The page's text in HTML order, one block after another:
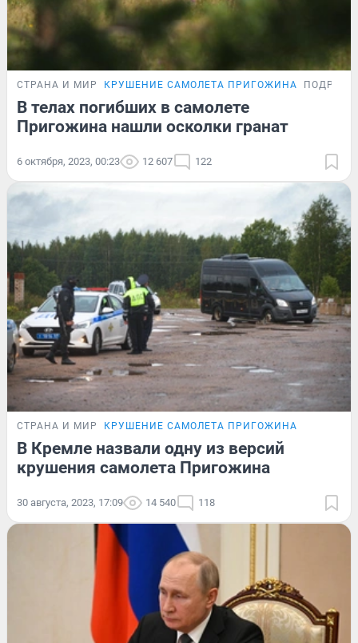
СТРАНА И МИР КРУШЕНИЕ САМОЛЕТА ПРИГОЖИНА
В телах погибших в самолете
Пригожина нашли осколки гранат
6 октября, 2023, 00:23 12 607 122
СТРАНА И МИР КРУШЕНИЕ САМОЛЕТА ПРИГОЖИНА
В Кремле назвали одну из версий
крушения самолета Пригожина
30 августа, 2023, 17:09 14 540 118